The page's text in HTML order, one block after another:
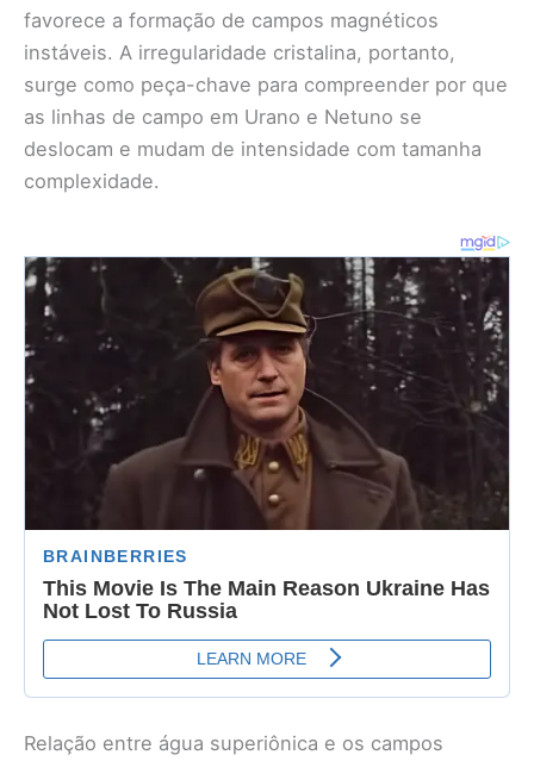
favorece a formação de campos magnéticos
instáveis. A irregularidade cristalina, portanto,
surge como peça-chave para compreender por que
as linhas de campo em Urano e Netuno se
deslocam e mudam de intensidade com tamanha
complexidade.
Relação entre água superiônica e os campos